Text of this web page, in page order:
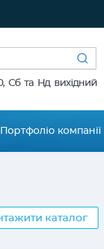
Сб та Нд вихідний
Портфоліо компанії
каталог